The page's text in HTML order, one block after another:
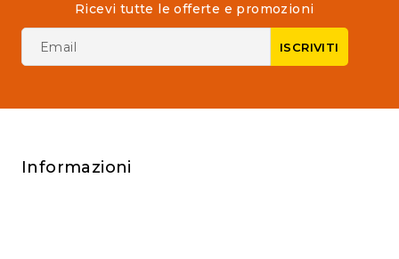
Ricevi tutte le offerte e promozioni
Informazioni